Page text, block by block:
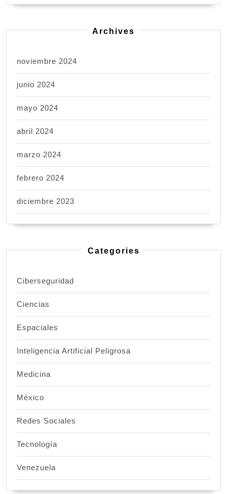
Archives
noviembre 2024
junio 2024
mayo 2024
abril 2024
marzo 2024
febrero 2024
diciembre 2023
Categories
Ciberseguridad
Ciencias
Espaciales
Inteligencia Artificial Peligrosa
Medicina
México
Redes Sociales
Tecnología
Venezuela